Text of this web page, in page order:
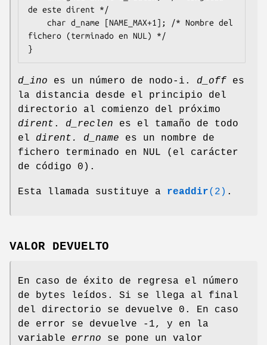
de este dirent */
fichero (terminado en NUL) */
}
d_ino es un número de nodo-i. d_off es
la distancia desde el principio del
directorio al comienzo del próximo
dirent . d_reclen es el tamaño de todo
el dirent. d_name es un nombre de
fichero terminado en NUL (el carácter
de código 0).
Esta llamada sustituye a readdir(2) .
VALOR DEVUELTO
En caso de éxito de regresa el número
de bytes leídos. Si se llega al final
del directorio se devuelve 0. En caso
de error se devuelve -1, y en la
variable errno se pone un valor